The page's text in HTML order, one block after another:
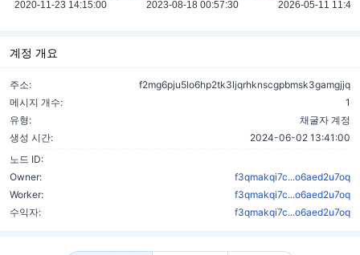
계정 개요
주소:
f2mg6pju5lo6hp2tk3ljqrhknscgpbmsk3gamgjjq
메시지 개수:
1
유형:
채굴자 계정
생성 시간:
2024-06-02 13:41:00
노드 ID:
Owner:
f3qmakqi7c...o6aed2u7oq
Worker:
f3qmakqi7c...o6aed2u7oq
수익자:
f3qmakqi7c...o6aed2u7oq